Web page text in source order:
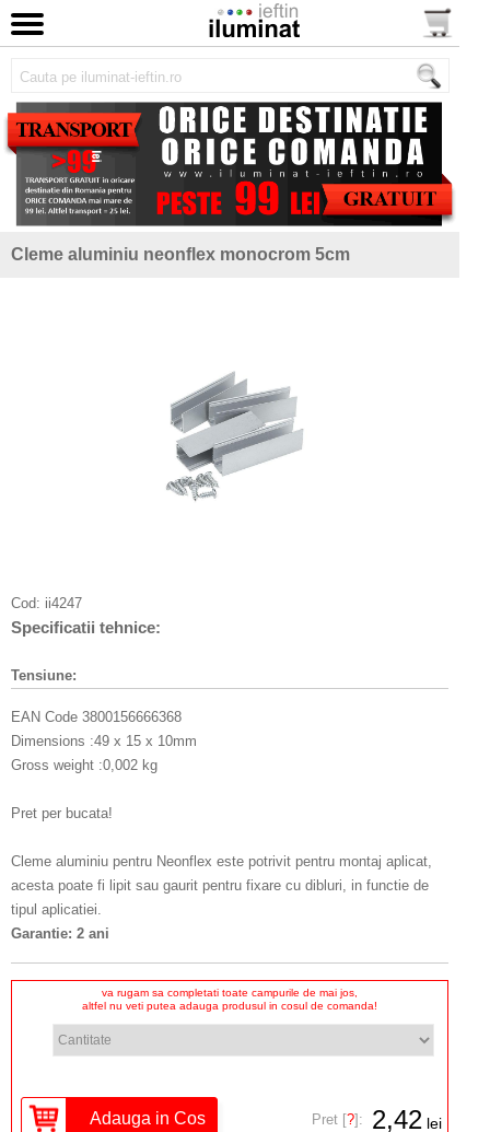
Cleme aluminiu neonflex monocrom 5cm
Cod: ii4247
Specificatii tehnice:
Tensiune:
EAN Code 3800156666368
Dimensions :49 x 15 x 10mm
Gross weight :0,002 kg
Pret per bucata!
Cleme aluminiu pentru Neonflex este potrivit pentru montaj aplicat,
acesta poate fi lipit sau gaurit pentru fixare cu dibluri, in functie de
tipul aplicatiei.
Garantie: 2 ani
va rugam sa completati toate campurile de mai jos,
altfel nu veti putea adauga produsul in cosul de comanda!
Pret [?]: 2,42 lei